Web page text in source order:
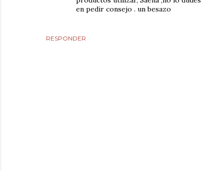
RESPONDER
en pedir consejo . un besazo